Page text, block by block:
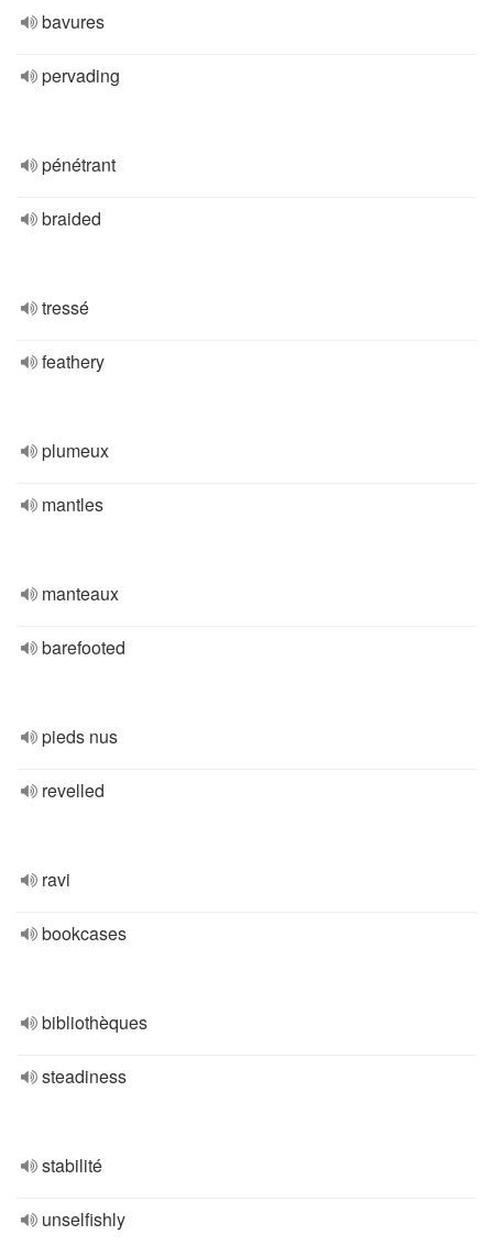
bavures
pervading
pénétrant
braided
tressé
feathery
plumeux
mantles
manteaux
barefooted
pieds nus
revelled
ravi
bookcases
bibliothèques
steadiness
stabilité
unselfishly